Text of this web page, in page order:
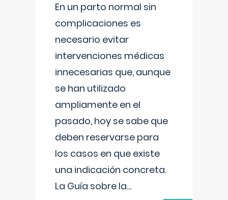
En un parto normal sin
complicaciones es
necesario evitar
intervenciones médicas
innecesarias que, aunque
se han utilizado
ampliamente en el
pasado, hoy se sabe que
deben reservarse para
los casos en que existe
una indicación concreta.
La Guía sobre la...